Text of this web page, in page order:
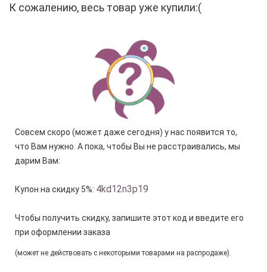
К сожалению, весь товар уже купили:(
Совсем скоро (может даже сегодня) у нас появится то,
что Вам нужно. А пока, чтобы Вы не расстраивались, мы
дарим Вам:
Купон на скидку 5%: 4kd12n3p19
Чтобы получить скидку, запишите этот код и введите его
при оформлении заказа
(может не действовать с некоторыми товарами на распродаже).